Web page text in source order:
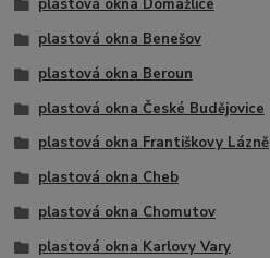
plastová okna Domažlice
plastová okna Benešov
plastová okna Beroun
plastová okna České Budějovice
plastová okna Františkovy Lázně
plastová okna Cheb
plastová okna Chomutov
plastová okna Karlovy Vary